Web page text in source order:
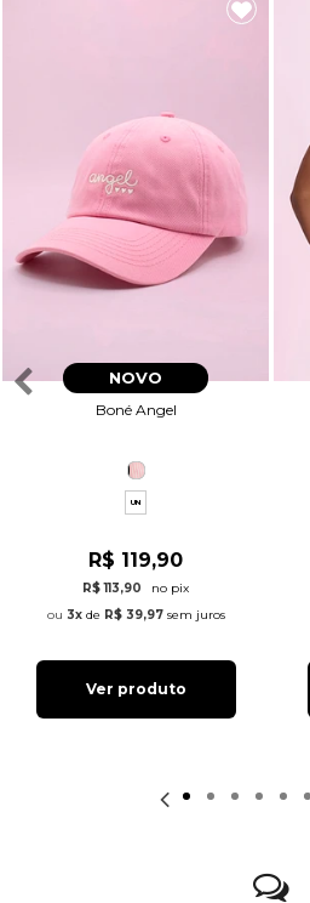
NOVO
Boné Angel
UN
R$ 119,90
R$ 113,90
no pix
3xde R$ 39,97sem juros
Ver produto